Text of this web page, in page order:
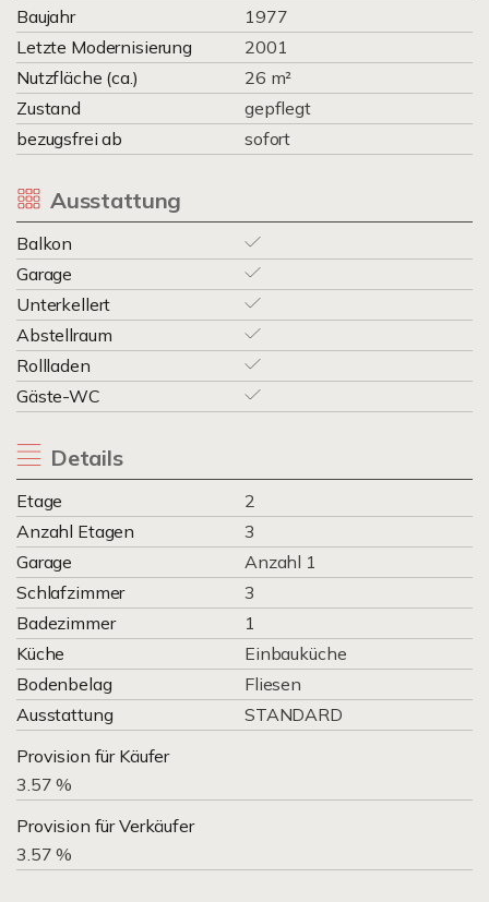
Baujahr
1977
Letzte Modernisierung
2001
Nutzfläche (ca.)
26 m²
Zustand
gepflegt
bezugsfrei ab
sofort
Ausstattung
Balkon
Garage
Unterkellert
Abstellraum
Rollladen
Gäste-WC
Details
Etage
2
Anzahl Etagen
3
Garage
Anzahl 1
Schlafzimmer
3
Badezimmer
1
Küche
Einbauküche
Bodenbelag
Fliesen
Ausstattung
STANDARD
Provision für Käufer
3.57 %
Provision für Verkäufer
3.57 %